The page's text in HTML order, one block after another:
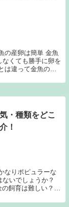
の産卵は簡単 金魚
くても勝手に卵を
違って金魚の稚
・種類をどこ
！
なりポピュラーな
ないでしょうか？
の飼育は難しい？